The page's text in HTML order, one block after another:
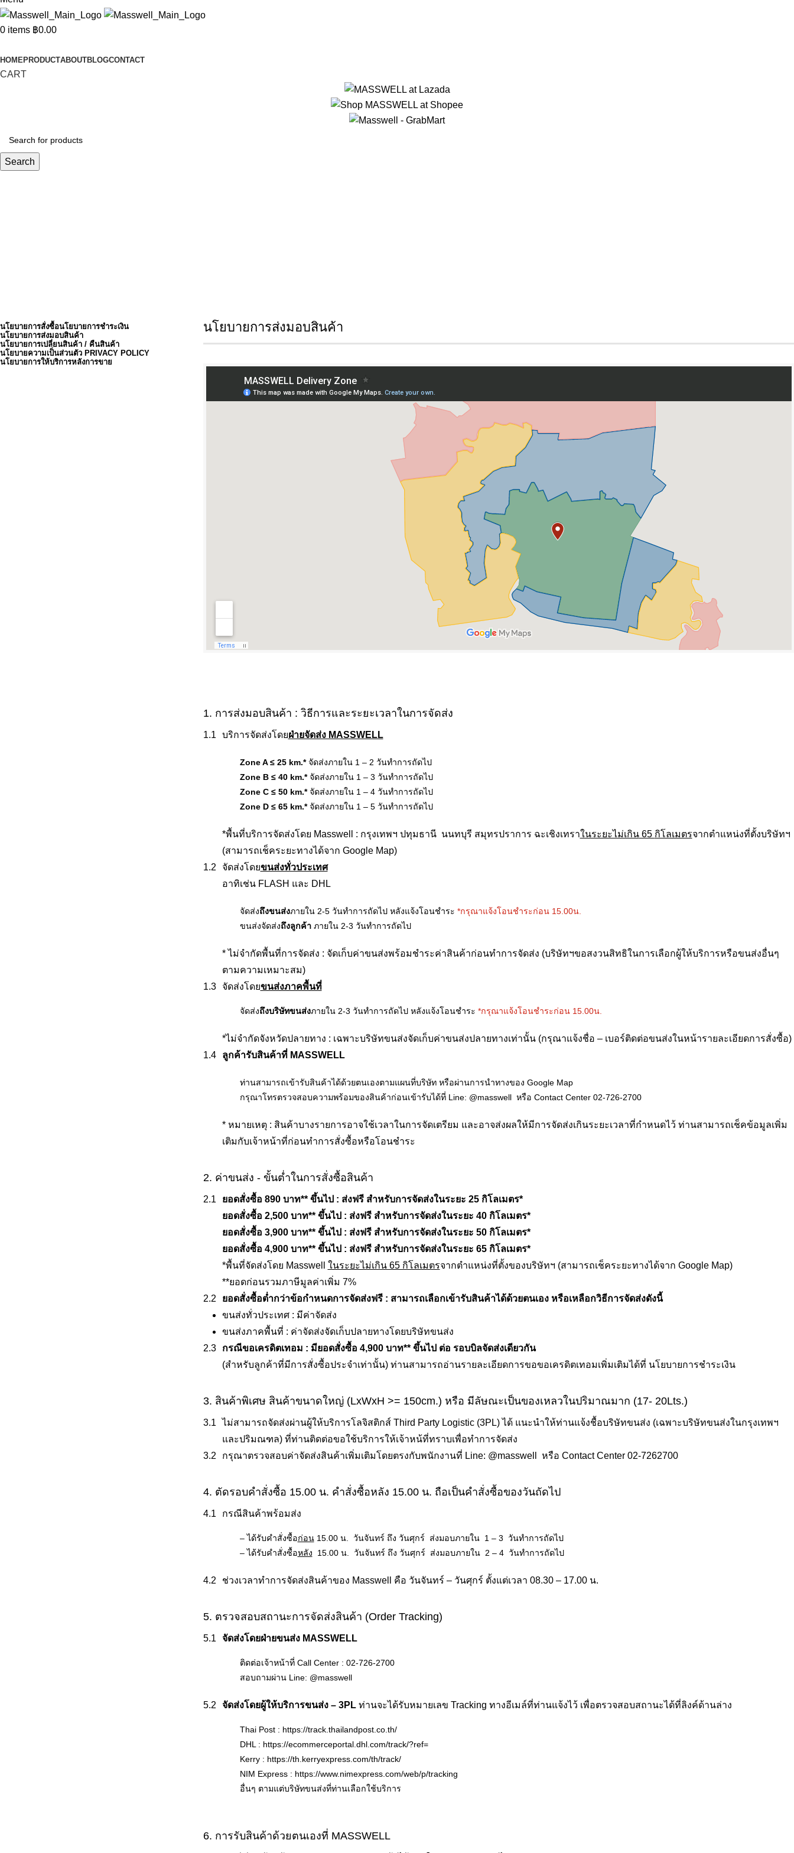
0 items ฿0.00
HOMEPRODUCTABOUTBLOGCONTACT
CART
Search
นโยบายการสั่งซื้อนโยบายการชำระเงิน
นโยบายการส่งมอบสินค้า
นโยบายการเปลี่ยนสินค้า / คืนสินค้า
นโยบายความเป็นส่วนตัว PRIVACY POLICY
นโยบายการให้บริการหลังการขาย
นโยบายการส่งมอบสินค้า
1. การส่งมอบสินค้า : วิธีการและระยะเวลาในการจัดส่ง
บริการจัดส่งโดยฝ่ายจัดส่ง MASSWELL
Zone A ≤ 25 km.*จัดส่งภายใน 1 – 2 วันทำการถัดไป
Zone B ≤ 40 km.*จัดส่งภายใน 1 – 3 วันทำการถัดไป
Zone C ≤ 50 km.*จัดส่งภายใน 1 – 4 วันทำการถัดไป
Zone D ≤ 65 km.*จัดส่งภายใน 1 – 5 วันทำการถัดไป
*พื้นที่บริการจัดส่งโดย Masswell : กรุงเทพฯ ปทุมธานี นนทบุรี สมุทรปราการ ฉะเชิงเทราในระยะไม่เกิน65 กิโลเมตรจากตำแหน่งที่ตั้งบริษัทฯ
(สามารถเช็คระยะทางได้จาก Google Map)
จัดส่งโดยขนส่งทั่วประเทศ
อาทิเช่น FLASH และ DHL
จัดส่งถึงขนส่งภายใน 2-5 วันทำการถัดไป หลังแจ้งโอนชำระ *กรุณาแจ้งโอนชำระก่อน 15.00น.
ขนส่งจัดส่งถึงลูกค้าภายใน 2-3 วันทำการถัดไป
* ไม่จำกัดพื้นที่การจัดส่ง : จัดเก็บค่าขนส่งพร้อมชำระค่าสินค้าก่อนทำการจัดส่ง (บริษัทฯขอสงวนสิทธิในการเลือกผู้ให้บริการหรือขนส่งอื่นๆ
ตามความเหมาะสม)
จัดส่งโดยขนส่งภาคพื้นที่
จัดส่งถึงบริษัทขนส่งภายใน 2-3 วันทำการถัดไป หลังแจ้งโอนชำระ *กรุณาแจ้งโอนชำระก่อน 15.00น.
*ไม่จำกัดจังหวัดปลายทาง : เฉพาะบริษัทขนส่งจัดเก็บค่าขนส่งปลายทางเท่านั้น (กรุณาแจ้งชื่อ – เบอร์ติดต่อขนส่งในหน้ารายละเอียดการสั่งซื้อ)
ลูกค้ารับสินค้าที่ MASSWELL
ท่านสามารถเข้ารับสินค้าได้ด้วยตนเองตามแผนที่บริษัทหรือผ่านการนำทางของ Google Map
กรุณาโทรตรวจสอบความพร้อมของสินค้าก่อนเข้ารับได้ที่ Line: @masswellหรือ Contact Center 02-726-2700
* หมายเหตุ : สินค้าบางรายการอาจใช้เวลาในการจัดเตรียม และอาจส่งผลให้มีการจัดส่งเกินระยะเวลาที่กำหนดไว้ ท่านสามารถเช็คข้อมูลเพิ่ม
เติมกับเจ้าหน้าที่ก่อนทำการสั่งซื้อหรือโอนชำระ
2. ค่าขนส่ง - ขั้นต่ำในการสั่งซื้อสินค้า
ยอดสั่งซื้อ 890 บาท** ขึ้นไป : ส่งฟรี สำหรับการจัดส่งในระยะ 25 กิโลเมตร*
ยอดสั่งซื้อ 2,500 บาท** ขึ้นไป : ส่งฟรี สำหรับการจัดส่งในระยะ 40 กิโลเมตร*
ยอดสั่งซื้อ 3,900 บาท** ขึ้นไป : ส่งฟรี สำหรับการจัดส่งในระยะ 50 กิโลเมตร*
ยอดสั่งซื้อ 4,900 บาท** ขึ้นไป : ส่งฟรี สำหรับการจัดส่งในระยะ 65 กิโลเมตร*
*พื้นที่จัดส่งโดย Masswell ในระยะไม่เกิน 65 กิโลเมตรจากตำแหน่งที่ตั้งของบริษัทฯ (สามารถเช็คระยะทางได้จาก Google Map)
**ยอดก่อนรวมภาษีมูลค่าเพิ่ม 7%
ยอดสั่งซื้อต่ำกว่าข้อกำหนดการจัดส่งฟรี : สามารถเลือกเข้ารับสินค้าได้ด้วยตนเอง หรือเหลือกวิธีการจัดส่งดังนี้
ขนส่งทั่วประเทศ : มีค่าจัดส่ง
ขนส่งภาคพื้นที่ : ค่าจัดส่งจัดเก็บปลายทางโดยบริษัทขนส่ง
กรณีขอเครดิตเทอม : มียอดสั่งซื้อ 4,900 บาท** ขึ้นไป ต่อ รอบบิลจัดส่งเดียวกัน
(สำหรับลูกค้าที่มีการสั่งซื้อประจำเท่านั้น) ท่านสามารถอ่านรายละเอียดการขอขอเครดิตเทอมเพิ่มเติมได้ที่ นโยบายการชำระเงิน
3. สินค้าพิเศษ สินค้าขนาดใหญ่ (LxWxH >= 150cm.) หรือ มีลัษณะเป็นของเหลวในปริมาณมาก (17- 20Lts.)
ไม่สามารถจัดส่งผ่านผู้ให้บริการโลจิสติกส์ Third Party Logistic (3PL) ได้ แนะนำให้ท่านแจ้งชื้อบริษัทขนส่ง (เฉพาะบริษัทขนส่งในกรุงเทพฯ
และปริมณฑล) ที่ท่านติดต่อขอใช้บริการให้เจ้าหน้ที่ทราบเพื่อทำการจัดส่ง
กรุณาตรวจสอบค่าจัดส่งสินค้าเพิ่มเติมโดยตรงกับพนักงานที่ Line: @masswell หรือ Contact Center 02-7262700
4. ตัดรอบคำสั่งซื้อ 15.00 น. คำสั่งซื้อหลัง 15.00 น. ถือเป็นคำสั่งซื้อของวันถัดไป
กรณีสินค้าพร้อมส่ง
– ได้รับคำสั่งซื้อก่อน15.00 น. วันจันทร์ ถึง วันศุกร์ ส่งมอบภายใน 1 – 3 วันทำการถัดไป
– ได้รับคำสั่งซื้อหลัง 15.00 น. วันจันทร์ ถึง วันศุกร์ ส่งมอบภายใน 2 – 4 วันทำการถัดไป
ช่วงเวลาทำการจัดส่งสินค้าของ Masswell คือ วันจันทร์ – วันศุกร์ ตั้งแต่เวลา 08.30 – 17.00 น.
5. ตรวจสอบสถานะการจัดส่งสินค้า (Order Tracking)
จัดส่งโดยฝ่ายขนส่ง MASSWELL
ติดต่อเจ้าหน้าที่ Call Center : 02-726-2700
สอบถามผ่าน Line: @masswell
จัดส่งโดยผู้ให้บริการขนส่ง – 3PL ท่านจะได้รับหมายเลข Tracking ทางอีเมล์ที่ท่านแจ้งไว้ เพื่อตรวจสอบสถานะได้ที่ลิงค์ด้านล่าง
Thai Post : https://track.thailandpost.co.th/
DHL : https://ecommerceportal.dhl.com/track/?ref=
Kerry : https://th.kerryexpress.com/th/track/
NIM Express : https://www.nimexpress.com/web/p/tracking
อื่นๆ ตามแต่บริษัทขนส่งที่ท่านเลือกใช้บริการ
6. การรับสินค้าด้วยตนเองที่ MASSWELL